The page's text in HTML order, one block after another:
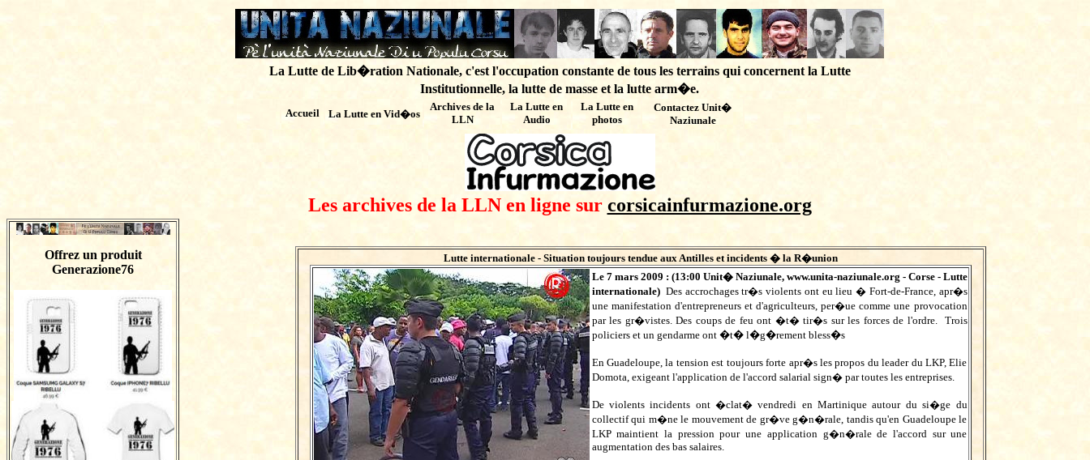
La Lutte de Lib�ration Nationale, c'est l'occupation constante de tous les terrains qui concernent la Lutte
Institutionnelle, la lutte de masse et la lutte arm�e.
Accueil La Lutte en Vid�os
Archives de la
LLN
La Lutte en
Audio
La Lutte en
photos
Contactez Unit�
Naziunale
Les archives de la LLN en ligne sur corsicainfurmazione.org
Offrez un produit
Generazione76
Lutte internationale - Situation toujours tendue aux Antilles et incidents � la R�union
Le 7 mars 2009 : (13:00 Unit� Naziunale, www.unita-naziunale.org - Corse - Lutte
internationale) Des accrochages tr�s violents ont eu lieu � Fort-de-France, apr�s
une manifestation d'entrepreneurs et d'agriculteurs, per�ue comme une provocation
par les gr�vistes. Des coups de feu ont �t� tir�s sur les forces de l'ordre. Trois
policiers et un gendarme ont �t� l�g�rement bless�s
En Guadeloupe, la tension est toujours forte apr�s les propos du leader du LKP, Elie
Domota, exigeant l'application de l'accord salarial sign� par toutes les entreprises.
De violents incidents ont �clat� vendredi en Martinique autour du si�ge du
collectif qui m�ne le mouvement de gr�ve g�n�rale, tandis qu'en Guadeloupe le
LKP maintient la pression pour une application g�n�rale de l'accord sur une
augmentation des bas salaires.